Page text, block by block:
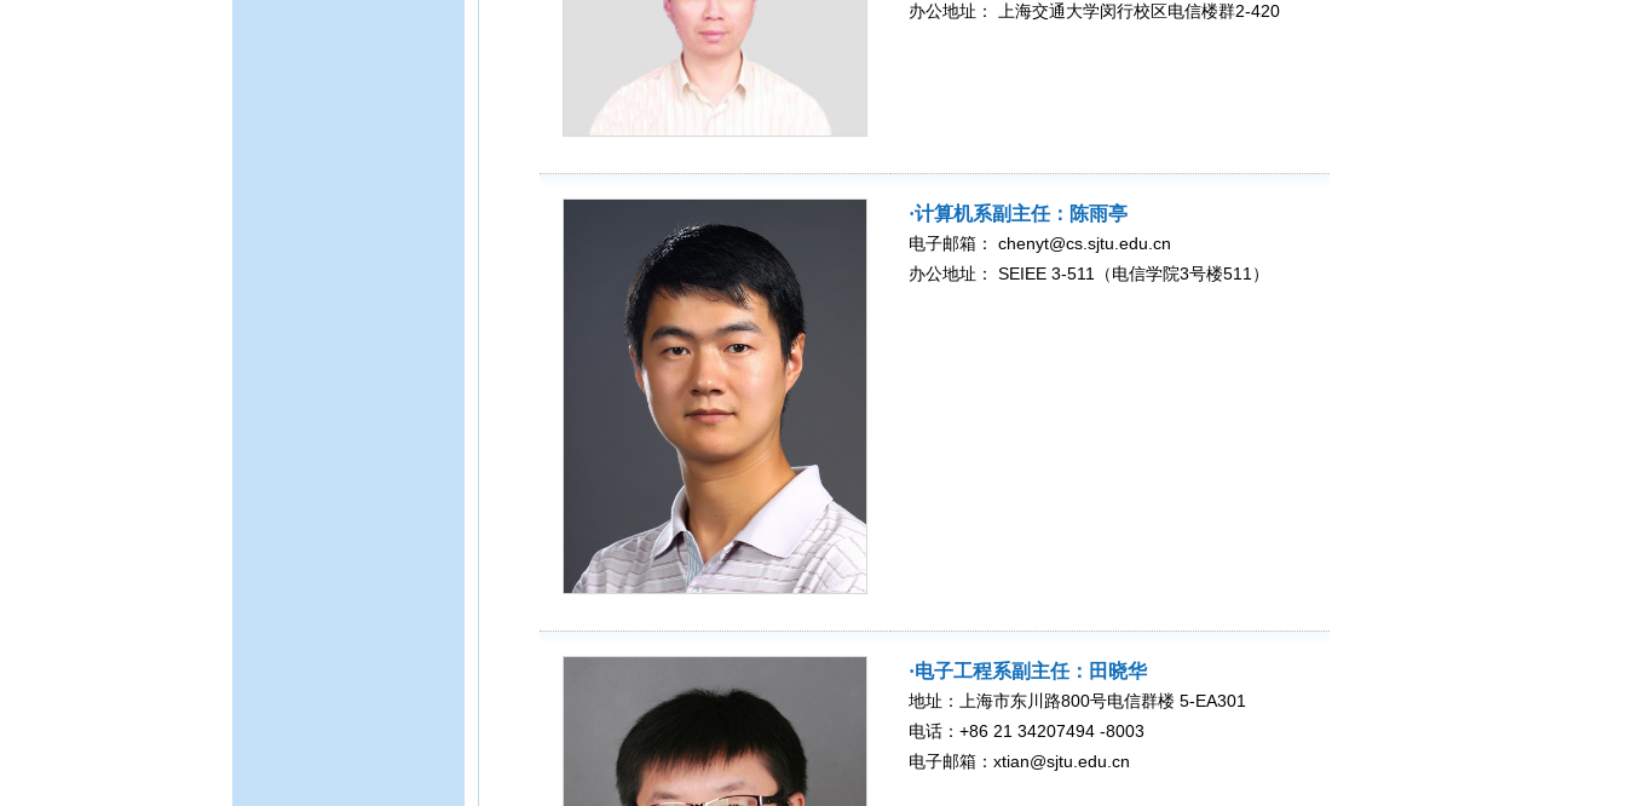
办公地址： 上海交通大学闵行校区电信楼群2-420
·计算机系副主任：陈雨亭
电子邮箱： chenyt@cs.sjtu.edu.cn
办公地址： SEIEE 3-511（电信学院3号楼511）
·电子工程系副主任：田晓华
地址：上海市东川路800号电信群楼 5-EA301
电话：+86 21 34207494 -8003
电子邮箱：xtian@sjtu.edu.cn